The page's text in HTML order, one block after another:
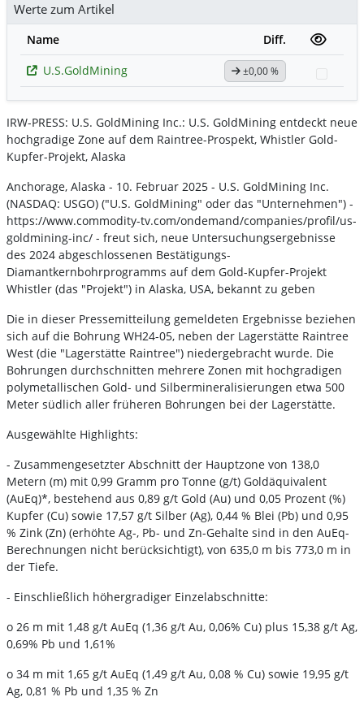
Werte zum Artikel
Name
Diff.
U.S.GoldMining
±0,00 %
IRW-PRESS: U.S. GoldMining Inc.: U.S. GoldMining entdeckt neue
hochgradige Zone auf dem Raintree-Prospekt, Whistler Gold-
Kupfer-Projekt, Alaska
Anchorage, Alaska - 10. Februar 2025 - U.S. GoldMining Inc.
(NASDAQ: USGO) ("U.S. GoldMining" oder das "Unternehmen") -
https://www.commodity-tv.com/ondemand/companies/profil/us-
goldmining-inc/ - freut sich, neue Untersuchungsergebnisse
des 2024 abgeschlossenen Bestätigungs-
Diamantkernbohrprogramms auf dem Gold-Kupfer-Projekt
Whistler (das "Projekt") in Alaska, USA, bekannt zu geben
Die in dieser Pressemitteilung gemeldeten Ergebnisse beziehen
sich auf die Bohrung WH24-05, neben der Lagerstätte Raintree
West (die "Lagerstätte Raintree") niedergebracht wurde. Die
Bohrungen durchschnitten mehrere Zonen mit hochgradigen
polymetallischen Gold- und Silbermineralisierungen etwa 500
Meter südlich aller früheren Bohrungen bei der Lagerstätte.
Ausgewählte Highlights:
- Zusammengesetzter Abschnitt der Hauptzone von 138,0
Metern (m) mit 0,99 Gramm pro Tonne (g/t) Goldäquivalent
(AuEq)*, bestehend aus 0,89 g/t Gold (Au) und 0,05 Prozent (%)
Kupfer (Cu) sowie 17,57 g/t Silber (Ag), 0,44 % Blei (Pb) und 0,95
% Zink (Zn) (erhöhte Ag-, Pb- und Zn-Gehalte sind in den AuEq-
Berechnungen nicht berücksichtigt), von 635,0 m bis 773,0 m in
der Tiefe.
- Einschließlich höhergradiger Einzelabschnitte:
o 26 m mit 1,48 g/t AuEq (1,36 g/t Au, 0,06% Cu) plus 15,38 g/t Ag,
0,69% Pb und 1,61%
o 34 m mit 1,65 g/t AuEq (1,49 g/t Au, 0,08 % Cu) sowie 19,95 g/t
Ag, 0,81 % Pb und 1,35 % Zn